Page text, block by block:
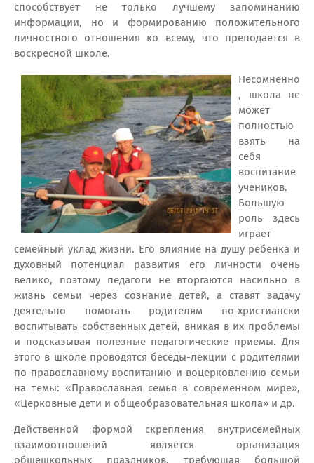
способствует не только лучшему запоминанию
информации, но и формированию положительного
личностного отношения ко всему, что преподается в
воскресной школе.
Несомненно
, школа не
может
полностью
взять на
себя
воспитание
учеников.
Большую
роль здесь
играет
семейный уклад жизни. Его влияние на душу ребенка и
духовный потенциал развития его личности очень
велико, поэтому педагоги не вторгаются насильно в
жизнь семьи через сознание детей, а ставят задачу
деятельно помогать родителям по-христиански
воспитывать собственных детей, вникая в их проблемы
и подсказывая полезные педагогические приемы. Для
этого в школе проводятся беседы-лекции с родителями
по православному воспитанию и воцерковлению семьи
на темы: «Православная семья в современном мире»,
«Церковные дети и общеобразовательная школа» и др.
Действенной формой скрепления внутрисемейных
взаимоотношений является организация
общешкольных праздников, требующая большой